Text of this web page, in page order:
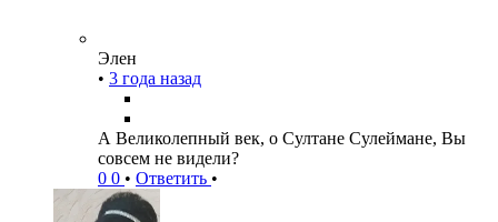
Элен
• 3 года назад
А Великолепный век, о Султане Сулеймане, Вы
совсем не видели?
0 0 • Ответить •